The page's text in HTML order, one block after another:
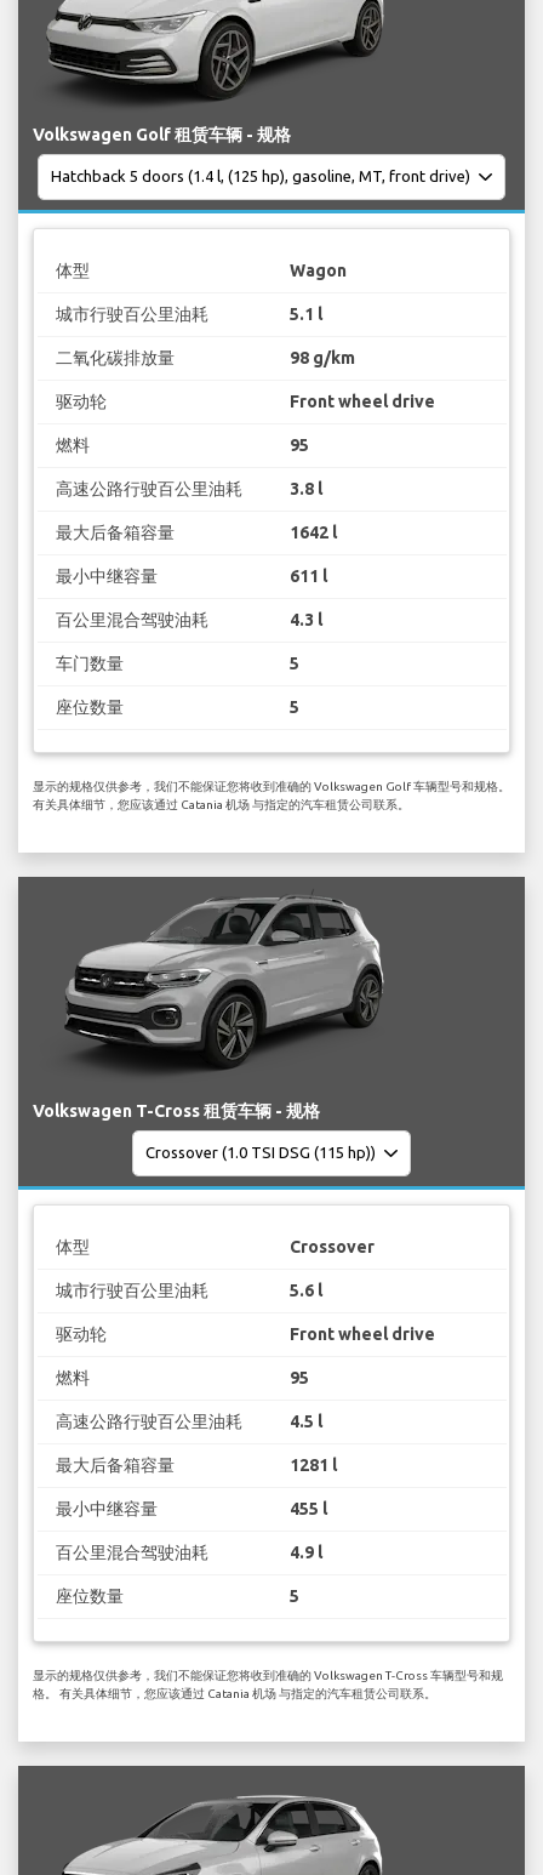
Volkswagen Golf 租赁车辆 - 规格
体型 Wagon
城市行驶百公里油耗 5.1 l
二氧化碳排放量 98 g/km
驱动轮 Front wheel drive
燃料 95
高速公路行驶百公里油耗 3.8 l
最大后备箱容量 1642 l
最小中继容量 611 l
百公里混合驾驶油耗 4.3 l
车门数量 5
座位数量 5
显示的规格仅供参考，我们不能保证您将收到准确的 Volkswagen Golf 车辆型号和规格。
有关具体细节，您应该通过 Catania 机场 与指定的汽车租赁公司联系。
Volkswagen T-Cross 租赁车辆 - 规格
体型 Crossover
城市行驶百公里油耗 5.6 l
驱动轮 Front wheel drive
燃料 95
高速公路行驶百公里油耗 4.5 l
最大后备箱容量 1281 l
最小中继容量 455 l
百公里混合驾驶油耗 4.9 l
座位数量 5
显示的规格仅供参考，我们不能保证您将收到准确的 Volkswagen T-Cross 车辆型号和规
格。 有关具体细节，您应该通过 Catania 机场 与指定的汽车租赁公司联系。